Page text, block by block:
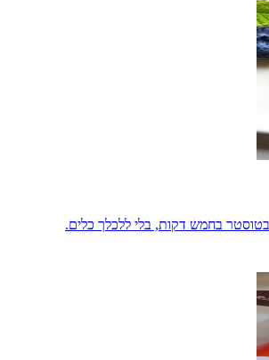
בחמש דקות, בלי ללכלך כלים.